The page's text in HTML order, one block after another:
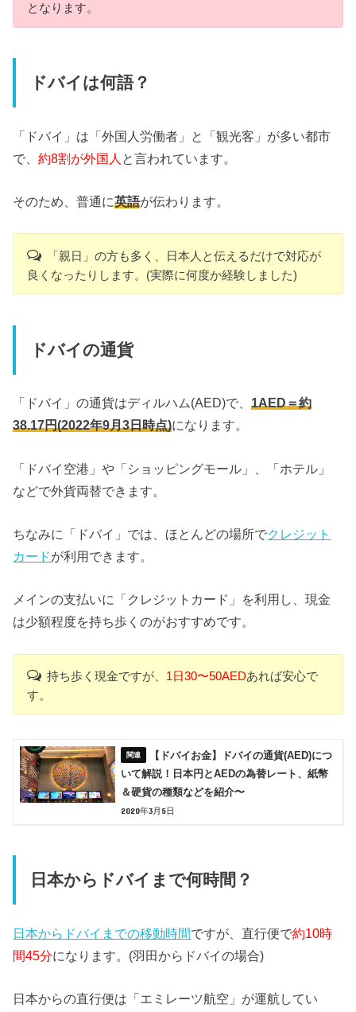
となります。
ドバイは何語？
「ドバイ」は「外国人労働者」と「観光客」が多い都市
で、約8割が外国人 と言われています。
そのため、普通に英語が伝わります。
「親日」の方も多く、日本人と伝えるだけで対応が
良くなったりします。(実際に何度か経験しました)
ドバイの通貨
「ドバイ」の通貨はディルハム(AED)で、1AED＝約
38.17円(2022年9月3日時点)になります。
「ドバイ空港」や「ショッピングモール」、「ホテル」
などで外貨両替できます。
ちなみに「ドバイ」では、ほとんどの場所でクレジット
カードが利用できます。
メインの支払いに「クレジットカード」を利用し、現金
は少額程度を持ち歩くのがおすすめです。
持ち歩く現金ですが、 1日30〜50AEDあれば安心で
す。
【ドバイお金】ドバイの通貨(AED)につ
いて解説！日本円とAEDの為替レート、紙幣
＆硬貨の種類などを紹介〜
2020年3月5日
日本からドバイまで何時間？
日本からドバイまでの移動時間ですが、直行便で約10時
間45分になります。(羽田からドバイの場合)
日本からの直行便は「エミレーツ航空」が運航してい